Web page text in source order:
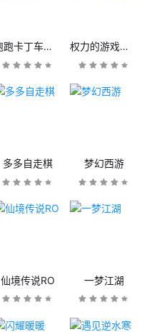
跑跑卡丁车官方竞速版 权力的游戏：凛冬将至
多多自走棋 梦幻西游
仙境传说RO 一梦江湖